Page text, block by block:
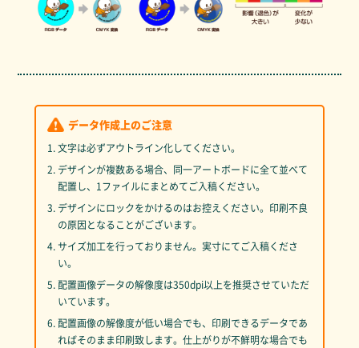
データ作成上のご注意
1. 文字は必ずアウトライン化してください。
2. デザインが複数ある場合、同一アートボードに全て並べて
配置し、1ファイルにまとめてご入稿ください。
3. デザインにロックをかけるのはお控えください。印刷不良
の原因となることがございます。
4. サイズ加工を行っておりません。実寸にてご入稿くださ
い。
5. 配置画像データの解像度は350dpi以上を推奨させていただ
いています。
6. 配置画像の解像度が低い場合でも、印刷できるデータであ
ればそのまま印刷致します。仕上がりが不鮮明な場合でも